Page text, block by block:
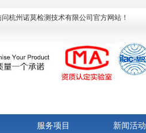
杭州诺莫检测技术有限公司官方网站！
服务项目 新闻活动